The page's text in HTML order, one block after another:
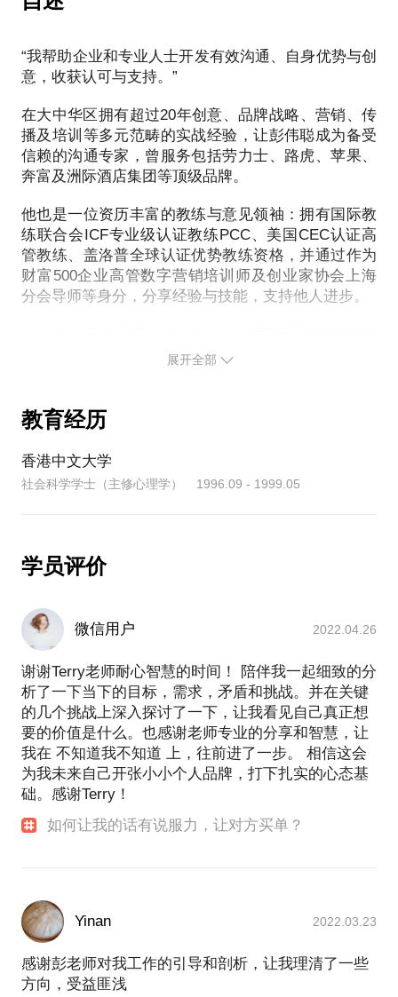
【谁适合这话题】
● 以营销及说服为写作目的的写作人
● 对品牌营销和管理工作有需要的朋友
● 跟写作套路却无法取得预期效果的朋友
【约谈成功后请注意】
● 为提高效率及价值，希望你的个性化问题清晰具体
● 为更具体了解你的写作，建议提前提供能代表你或
问题相关的写作样本供参考
● 请注意约谈属分享经验与助人自助，并非代写或代
为创作任何具体文案
● 如何为受众带来有价值、有温度、愿意持续关注的
传播内容
● 如何使传播沟通适应不同传播媒介及地域文化的需
要
● 你的其他个性化问题
【谁适合这话题】
● 想要提升职场影响力的朋友
● 有需要进行高管形象营销及企业公关的朋友
● 感觉品牌无法获持续关注，或仅限于短期成效的朋
友
● 为提高效率及价值，希望你的个性化问题清晰具体
及对外沟通传播的样本供参考
● 请注意约谈属分享经验与助人自助，并非代为构思
为多元化的品牌项目，结合策略思维和创意手段，成
功从构思到落地，并获得跨地域的认可。通过专业的
第三方全局视角，诊断你的方案，助你打开思路，理
顺目标方向。
【我们可以聊的】
● 如何融合策略逻辑与创意思路，争取消费者的青睐
● 如何使营销传播方案条理清晰，不同合作方也易懂
和能善用
● 如何使营销传播方案切实配合业务需要
● 你的其他个性化问题
● 需要专业支持、在企业中负责营销传播计划的朋友
● 有营销传播需要的中小企业及创业家朋友
● 对市场上的营销传播理论以及对掌握判断标准感到
不确定的朋友
● 为提高效率及价值，希望你的个性化问题清晰具体
供参考
● 请注意约谈属分享经验与助人自助，并非代为构思
● 约谈为一对一限时形式，如需延时请按时间多拍或
“我帮助企业和专业人士开发有效沟通、自身优势与创
意，收获认可与支持。”
在大中华区拥有超过20年创意、品牌战略、营销、传
播及培训等多元范畴的实战经验，让彭伟聪成为备受
信赖的沟通专家，曾服务包括劳力士、路虎、苹果、
奔富及洲际酒店集团等顶级品牌。
他也是一位资历丰富的教练与意见领袖：拥有国际教
练联合会ICF专业级认证教练PCC、美国CEC认证高
管教练、盖洛普全球认证优势教练资格，并通过作为
财富500企业高管数字营销培训师及创业家协会上海
分会导师等身分，分享经验与技能，支持他人进步。
菲中国营销实效奖金奖。拥有多本著作的他，在2020
小红书：Terry彭教练
展开全部
教育经历
香港中文大学
社会科学学士（主修心理学） 1996.09 - 1999.05
学员评价
微信用户 2022.04.26
谢谢Terry老师耐心智慧的时间！ 陪伴我一起细致的分
析了一下当下的目标，需求，矛盾和挑战。并在关键
的几个挑战上深入探讨了一下，让我看见自己真正想
要的价值是什么。也感谢老师专业的分享和智慧，让
我在 不知道我不知道 上，往前进了一步。 相信这会
为我未来自己开张小小个人品牌，打下扎实的心态基
础。感谢Terry！
如何让我的话有说服力，让对方买单？
Yinan 2022.03.23
感谢彭老师对我工作的引导和剖析，让我理清了一些
方向，受益匪浅